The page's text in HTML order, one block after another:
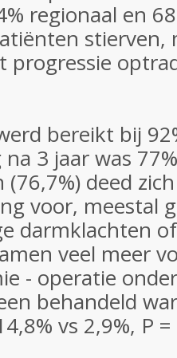
regionaal en
stierven,
progressie
bereikt bij
3 jaar was
deed
voor, meestal
darmklachten
veel meer
- operatie
behandeld
vs 2,9%, P